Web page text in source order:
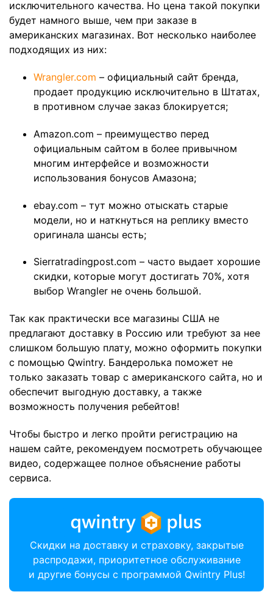
исключительного качества. Но цена такой покупки
будет намного выше, чем при заказе в
американских магазинах. Вот несколько наиболее
подходящих из них:
Wrangler.com – официальный сайт бренда,
продает продукцию исключительно в Штатах,
в противном случае заказ блокируется;
Amazon.com – преимущество перед
официальным сайтом в более привычном
многим интерфейсе и возможности
использования бонусов Амазона;
ebay.com – тут можно отыскать старые
модели, но и наткнуться на реплику вместо
оригинала шансы есть;
Sierratradingpost.com – часто выдает хорошие
скидки, которые могут достигать 70%, хотя
выбор Wrangler не очень большой.
Так как практически все магазины США не
предлагают доставку в Россию или требуют за нее
слишком большую плату, можно оформить покупки
с помощью Qwintry. Бандеролька поможет не
только заказать товар с американского сайта, но и
обеспечит выгодную доставку, а также
возможность получения ребейтов!
Чтобы быстро и легко пройти регистрацию на
нашем сайте, рекомендуем посмотреть обучающее
видео, содержащее полное объяснение работы
сервиса.
Скидки на доставку и страховку, закрытые
распродажи, приоритетное обслуживание
и другие бонусы с программой Qwintry Plus!